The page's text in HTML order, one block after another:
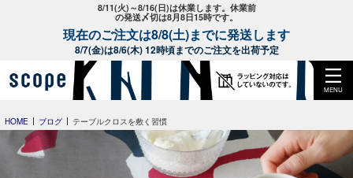
8/11(火)～8/16(日)は休業します。休業前
の発送〆切は8月8日15時です。
現在のご注文は8/8(土)までに発送します
8/7(金)は8/6(木) 12時頃までのご注文を出荷予定
MENU
HOME ブログ テーブルクロスを敷く習慣